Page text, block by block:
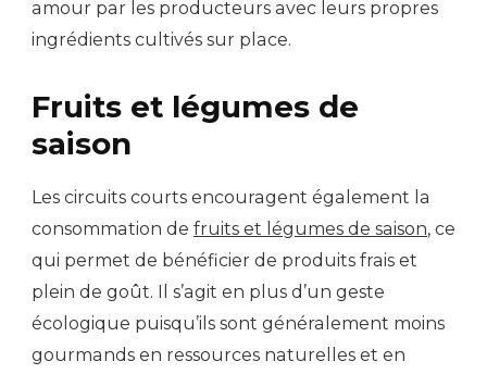
amour par les producteurs avec leurs propres
ingrédients cultivés sur place.
Fruits et légumes de
saison
Les circuits courts encouragent également la
consommation de fruits et légumes de saison, ce
qui permet de bénéficier de produits frais et
plein de goût. Il s’agit en plus d’un geste
écologique puisqu’ils sont généralement moins
gourmands en ressources naturelles et en